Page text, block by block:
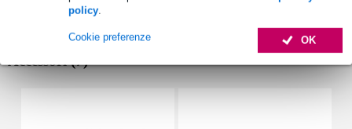
policy.
OK
Cookie preferenze
Accessori (7)